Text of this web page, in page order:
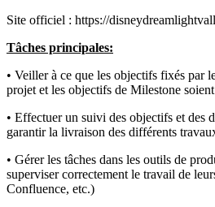
Site officiel : https://
Tâches principales:
• Veiller à ce que les objectifs fixés par
projet et les objectifs de Milestone
• Effectuer un suivi des objectifs et des
garantir la livraison des différents
• Gérer les tâches dans les outils de
superviser correctement le travail de
Confluence, etc.)